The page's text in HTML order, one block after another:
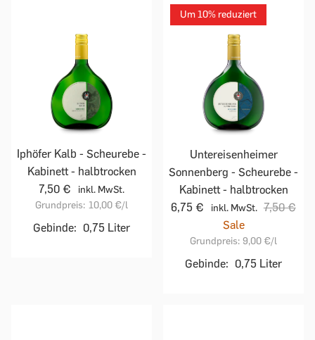
Iphöfer Kalb - Scheurebe -
Kabinett - halbtrocken
7,50 €
inkl. MwSt.
Grundpreis: 10,00 €/l
Gebinde: 0,75 Liter
Um 10% reduziert
Untereisenheimer
Sonnenberg - Scheurebe -
Kabinett - halbtrocken
6,75 €
inkl. MwSt. 7,50 €
Sale
Grundpreis: 9,00 €/l
Gebinde: 0,75 Liter